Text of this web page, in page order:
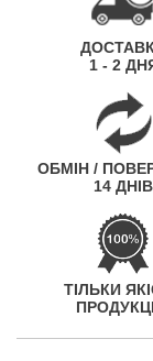
1 - 2
ОБМІН /
14 ДНІВ
ТІЛЬКИ